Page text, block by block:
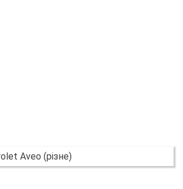
Aveo (різне)